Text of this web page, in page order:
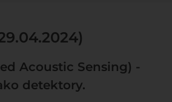
Acoustic Sensing) -
detektory.